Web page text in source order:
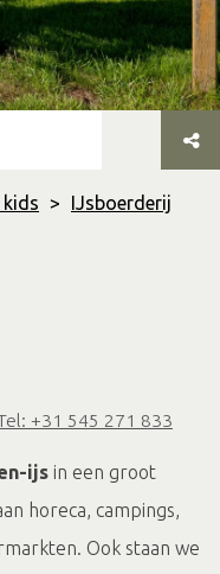
kids >
IJsboerderij
+31 545 271 833
ijs in een groot
horeca, campings,
Ook staan we